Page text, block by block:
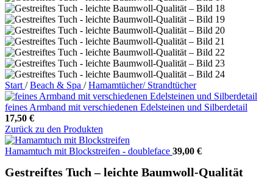
Start / Beach & Spa / Hamamtücher/ Strandtücher
feines Armband mit verschiedenen Edelsteinen und Silberdetail
17,50 €
Zurück zu den Produkten
Hamamtuch mit Blockstreifen - doubleface 39,00 €
Gestreiftes Tuch – leichte Baumwoll-Qualität